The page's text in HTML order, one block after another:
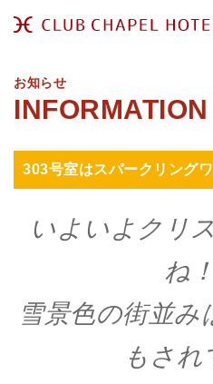
お知らせ
303号室はスパークリング
いよいよクリ
ね
雪景色の街並
もされ